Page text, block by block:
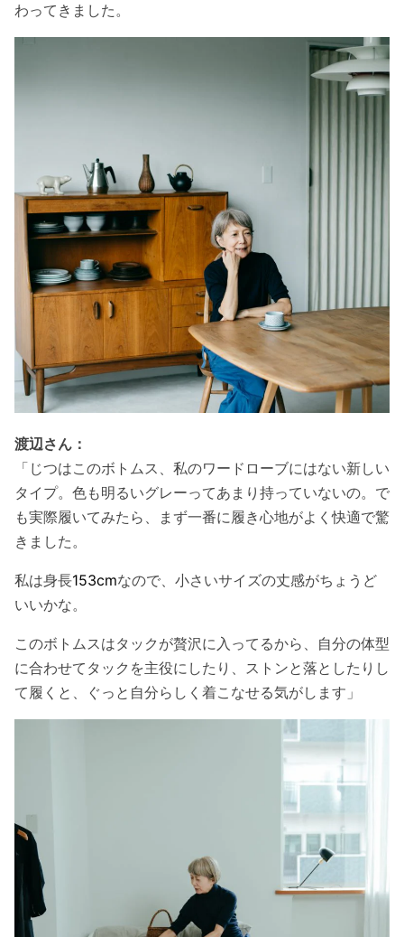
わってきました。
渡辺さん：
「じつはこのボトムス、私のワードローブにはない新しい
タイプ。色も明るいグレーってあまり持っていないの。で
も実際履いてみたら、まず一番に履き心地がよく快適で驚
きました。
私は身長153cmなので、小さいサイズの丈感がちょうど
いいかな。
このボトムスはタックが贅沢に入ってるから、自分の体型
に合わせてタックを主役にしたり、ストンと落としたりし
て履くと、ぐっと自分らしく着こなせる気がします」